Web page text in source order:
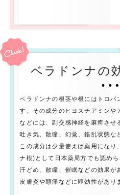
ベラドンナの
ベラドンナの根茎や根にはトロパ
す。その成分のヒヨスチアミンや
などには、副交感神経を麻痺させ
吐き気、散瞳、幻覚、錯乱状態な
この成分は少量使えば薬用になり
ナ根)として日本薬局方でも認め
汗どめ、散瞳、催眠などの効果が
皮膚炎や頭痛などに即効性があり